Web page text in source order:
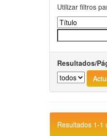
Utilizar filtros
Resultados/
Resultados 1-1